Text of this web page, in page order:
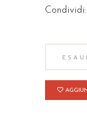
Condividi: